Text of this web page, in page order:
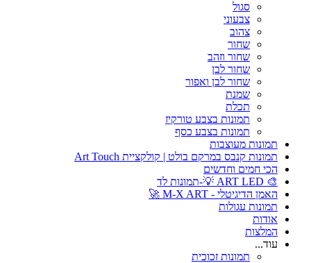
סגול
צבעוני
צהוב
שחור
שחור וזהב
שחור לבן
שחור לבן ואפור
שמנת
תכלת
תמונות בצבע טורקיז
תמונות בצבע כסף
תמונות מעוצבות
תמונות קנבס במרקם בולט | קולקציית Art Touch
הכי חמים וחדשים
🎨 ART LED 💡-תמונות לד
האמן הדיגיטלי - M-X ART 🚀
תמונות עגולות
אודות
המלצות
עוד...
תמונות זכוכית